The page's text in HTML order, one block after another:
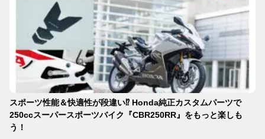
スポーツ性能＆快適性が段違い⁉ Honda純正カスタムパーツで
250ccスーパースポーツバイク『CBR250RR』をもっと楽しも
う！